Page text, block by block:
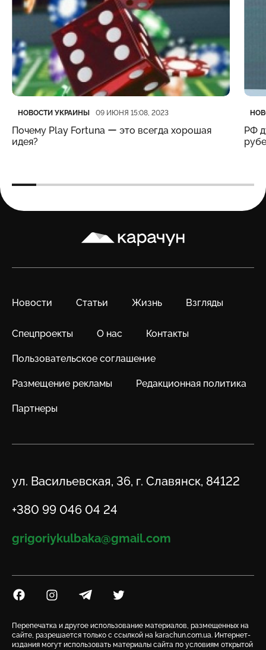
Категория
НОВОСТИ УКРАИНЫ
Дата публикации 09 ИЮНЯ 15:08, 2023
Почему Play Fortuna ー это всегда хорошая
идея?
РФ
Карачун
Новости Статьи Жизнь Взгляды
Спецпроекты О нас Контакты
Пользовательское соглашение
Размещение рекламы Редакционная политика
Партнеры
Адрес
ул. Васильевская, 36, г. Славянск, 84122
Телефон
+380 99 046 04 24
Email
grigoriykulbaka@gmail.com
Посилання на Facebook
Посилання на Instagram
Посилання на Telegram
Посилання на Twitter
Перепечатка и другое использование материалов, размещенных на
сайте, разрешается только с ссылкой на karachun.com.ua. Интернет-
издания могут использовать материалы сайта по условиям открытой